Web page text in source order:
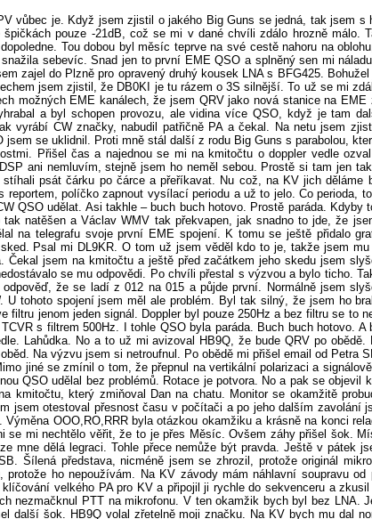
a telefonoval snad každého hamovi v okolí, že jsem právě udělal na telegrafu svoje první EME spojení. K tomu se ještě přidalo gratulace od Matěje OK1TEH a další povzbuzení od Zdenka OK1DFC a navíc byl v emailu další sked. Psal mi DL9KR. O tom už jsem věděl kdo to je, takže jsem mu sked potvrdil. A čekal. Psal mi, že má sked s UT stanicí a jakmile skončí, tak mám zavolat já. Čekal jsem na kmitočtu a ještě před začátkem jeho skedu jsem slyšel jak ladí PA, jak posílá tečky a čárky na měsíc. Bohužel QSO mu nevyšlo, neustále volal a nedostávalo se mu odpovědi. Po chvíli přestal s výzvou a bylo ticho. Tak jsem mu napsal do mailu, že ho slyším a vím i o tom, že mu sked nevyšel. Po chvilce přišla odpověď, že se ladí z 012 na 015 a půjde první. Normálně jsem slyšel jeho tečky jak se odlaďoval nahoru a okamžitě jakmile dohrál výzvu jsem ho zavolal na CW. U tohoto spojení jsem měl ale problém. Byl tak silný, že jsem ho bral i via tropo, takže tady už jsem si musel zapnout 500Hz filtr a odjet trochu bokem, abych měl ve filtru jenom jeden signál. Doppler byl pouze 250Hz a bez filtru se to nedalo číst, dva stejné signály, ale posunuté v čase. Docela fajn guláš. Poslech pouze na repro v TCVR s filtrem 500Hz. I tohle QSO byla paráda. Buch buch hotovo. A byl v logu. Taky jsem mu to psal v mailu a dostalo se mi potvrzení, že i on mě slyšel 250Hz vedle. Lahůdka. No a to už mi avizoval HB9Q, že bude QRV po obědě. Nebylo co dělat, na chatu nikdo, sked další nebyl, takže jsem se sebral a v klidu odjel domů na oběd. Na výzvu jsem si netroufnul. Po obědě mi přišel email od Petra SM2CEW, který chválil signál a gratuloval k prvnímu CW EME QSO a k nové stanici na pásmu. Mimo jiné se zmínil o tom, že přepnul na vertikální polarizaci a signálově jsem byl na tom daleko lépe, což vysvětluje, proč jsem sám sebe neslyšel, ale SM2CEW se mnou QSO udělal bez problémů. Rotace je potvora. No a pak se objevil konečně HB9Q. Ona je otázka jestli se tomu dá říci objevil. Měl jsem repro na zvukové kartě a na kmitočtu, který zmiňoval Dan na chatu. Monitor se okamžitě probudil z letargie a po první periodě se mi dekodovala úroveň -14dB. Paráda. Po zkušenosti s časem jsem otestoval přesnost času v počítači a po jeho dalším zavolání jsem spustil svoje volání. Další perioda byla úroveň -13dB, zářil jsem nadšení a neskrýval radost. Výměna OOO,RO,RRR byla otázkou okamžiku a krásně na konci relace hrál telegrafem svoji značku. V tu chvíli repro v TCVR se mohlo zbláznit jak tučně tu hrál. Ani se mi nechtělo věřit, že to je přes Měsíc. Ovšem záhy přišel šok. Místo jeho další výzvy mi to na monitoru dekodovalo QSY SSB. V tu chvíli jsem si myslel, že si ze mne dělá legraci. Tohle přece nemůže být pravda. Ještě v pátek jsem se modlil, abych ho slyšel a umlátil ho jetelem jako svoje první QSO a on po mně chce SSB. Šílená představa, nicméně jsem se zhrozil, protože originál mikrofon k FT736ce byl doma. Průšvih. Zachránil mne mikrofon k FT1000MP, který mám v šuplíku, protože ho nepoužívám. Na KV závody mám náhlavní soupravu od pana Heilla a tak je tu prostě v šuplíku odložený. Vytrhnul jsem šlapku, co je tu k dispozici na klíčování velkého PA pro KV a připojil ji rychle do sekvenceru a zkusil po zmačknutí, jestli to moduluje. Hurá, funguje to. Jenom jsem si musel dát ukrutný pozor, abych nezmačknul PTT na mikrofonu. V ten okamžik bych byl bez LNA. Ještě jsem musel vytáhnout jack ze zvukové karty, abych taky něco slyšel a v ten okamžik přišel další šok. HB9Q volal zřetelně moji značku. Na KV bych mu dal normálně 53 a vůbec bych se nerozpakoval. Otáčím knoflíkem buzení na 736ce na max. Zapínám kompresor a po skončení jeho volání minutu volám. Doufám v zázrak, jestli mne uslyší. Doposud jsem PA hnal max. Na nějakých 250mA ale teď to lítá ta rafička až k